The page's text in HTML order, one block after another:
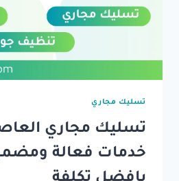
تسليك مجاري
تسليك مجاري